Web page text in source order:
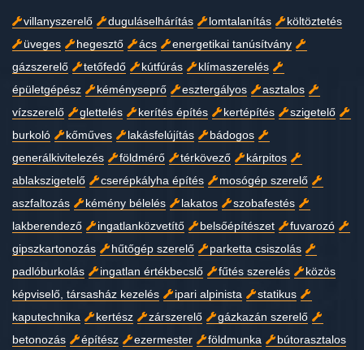
villanyszerelő duguláselhárítás lomtalanítás
költöztetés
üveges
hegesztő ács
energetikai tanúsítvány
gázszerelő
tetőfedő kútfúrás
klímaszerelés
épületgépész
kéményseprő esztergályos
asztalos
vízszerelő
glettelés kerítés építés kertépítés
szigetelő
burkoló
kőműves lakásfelújítás
bádogos
generálkivitelezés
földmérő térkövező
kárpitos
ablakszigetelő
cserépkályha építés
mosógép szerelő
aszfaltozás
kémény bélelés lakatos
szobafestés
lakberendező
ingatlanközvetítő belsőépítészet
fuvarozó
gipszkartonozás
hűtőgép szerelő
parketta csiszolás
padlóburkolás
ingatlan értékbecslő fűtés szerelés
közös
képviselő, társasház kezelés
ipari alpinista
statikus
kaputechnika
kertész zárszerelő
gázkazán szerelő
betonozás
építész ezermester földmunka bútorasztalos